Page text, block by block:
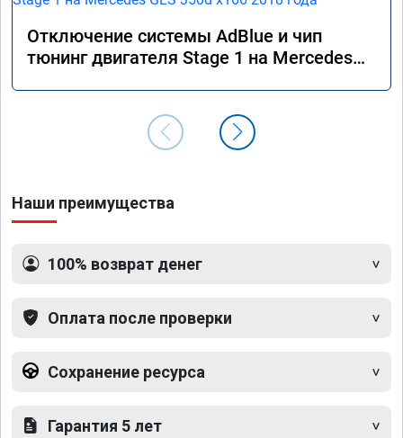
Отключение системы AdBlue и чип
тюнинг двигателя Stage 1 на Mercedes
Наши преимущества
100% возврат денег
Оплата после проверки
Сохранение ресурса
Гарантия 5 лет